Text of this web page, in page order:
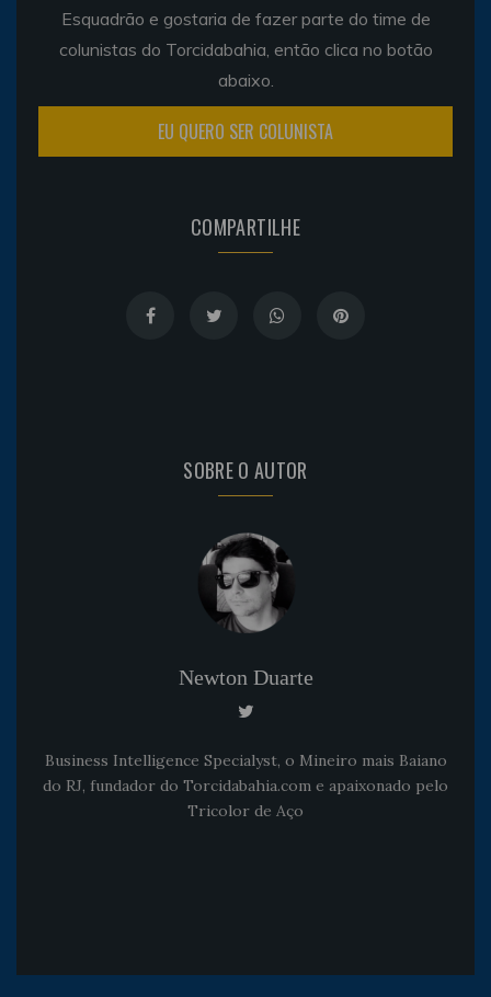
Esquadrão e gostaria de fazer parte do time de
colunistas do Torcidabahia, então clica no botão
abaixo.
EU QUERO SER COLUNISTA
COMPARTILHE
SOBRE O AUTOR
Newton Duarte
Business Intelligence Specialyst, o Mineiro mais Baiano
do RJ, fundador do Torcidabahia.com e apaixonado pelo
Tricolor de Aço